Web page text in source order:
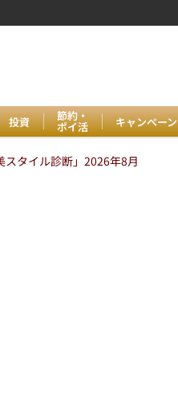
投資 節約・
ポイ活 キャンペーン
タイル診断」2026年8月